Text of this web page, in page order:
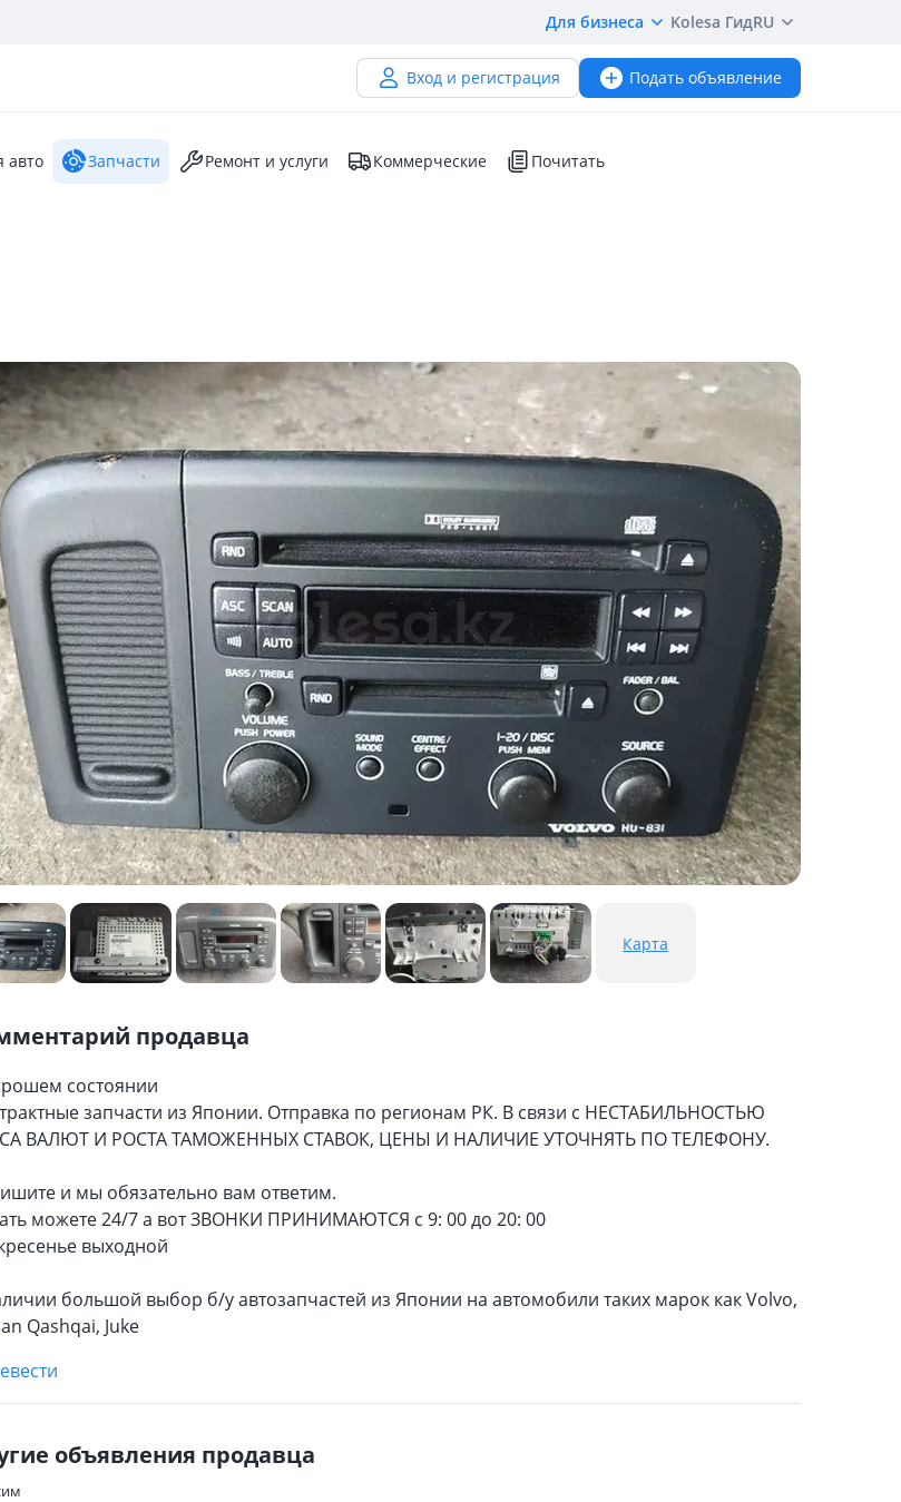
Для бизнеса Kolesa ГидRU
Вход и регистрация Подать объявление
авто Запчасти Ремонт и услуги Коммерческие Почитать
Карта
продавца
состоянии
запчасти из Японии. Отправка по регионам РК. В связи с НЕСТАБИЛЬНОСТЬЮ
ВАЛЮТ И РОСТА ТАМОЖЕННЫХ СТАВОК, ЦЕНЫ И НАЛИЧИЕ УТОЧНЯТЬ ПО ТЕЛЕФОНУ.
и мы обязательно вам ответим.
можете 24/7 а вот ЗВОНКИ ПРИНИМАЮТСЯ с 9: 00 до 20: 00
выходной
большой выбор б/у автозапчастей из Японии на автомобили таких марок как Volvo,
Qashqai, Juke
объявления продавца